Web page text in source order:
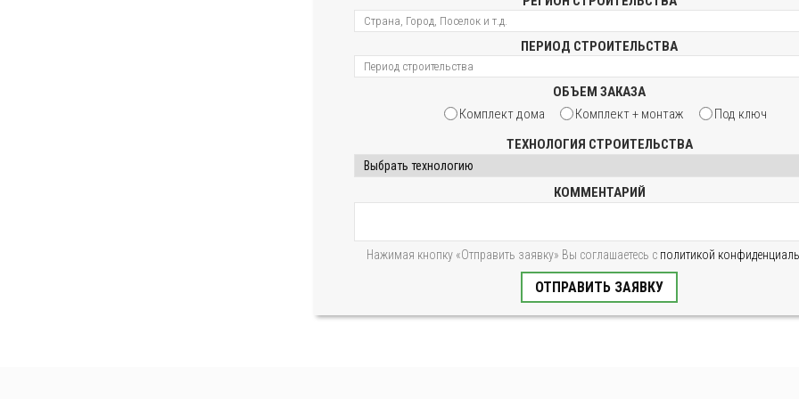
ПЕРИОД СТРОИТЕЛЬСТВА
ОБЪЕМ ЗАКАЗА
Комплект дома
Комплект + монтаж
Под ключ
ТЕХНОЛОГИЯ СТРОИТЕЛЬСТВА
КОММЕНТАРИЙ
Нажимая кнопку «Отправить заявку» Вы соглашаетесь с политикой